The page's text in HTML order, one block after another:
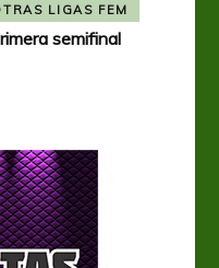
LIGAS FEM
semifinal